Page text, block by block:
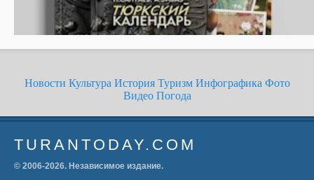
Новости Культура История Туризм Инфографика Фото
Видео Погода
TURANTODAY.COM
© 2006-2026. Независимое издание.